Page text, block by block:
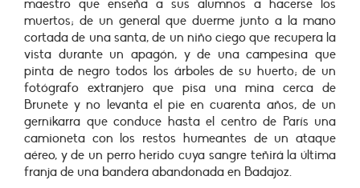
maestro que enseña a sus alumnos a hacerse los
muertos; de un general que duerme junto a la mano
cortada de una santa, de un niño ciego que recupera la
vista durante un apagón, y de una campesina que
pinta de negro todos los árboles de su huerto; de un
fotógrafo extranjero que pisa una mina cerca de
Brunete y no levanta el pie en cuarenta años, de un
gernikarra que conduce hasta el centro de París una
camioneta con los restos humeantes de un ataque
aéreo, y de un perro herido cuya sangre teñirá la última
franja de una bandera abandonada en Badajoz.